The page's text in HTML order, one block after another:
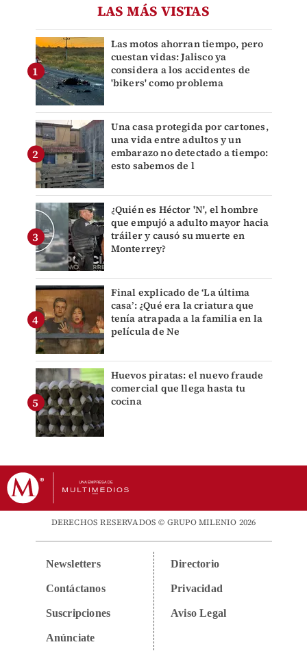
LAS MÁS VISTAS
Las motos ahorran tiempo, pero
cuestan vidas: Jalisco ya
considera a los accidentes de
'bikers' como problema
Una casa protegida por cartones,
una vida entre adultos y un
embarazo no detectado a tiempo:
esto sabemos de l
¿Quién es Héctor 'N', el hombre
que empujó a adulto mayor hacia
tráiler y causó su muerte en
Monterrey?
Final explicado de ‘La última
casa’: ¿Qué era la criatura que
tenía atrapada a la familia en la
película de Ne
Huevos piratas: el nuevo fraude
comercial que llega hasta tu
cocina
DERECHOS RESERVADOS © GRUPO MILENIO 2026
Newsletters
Contáctanos
Suscripciones
Anúnciate
Directorio
Privacidad
Aviso Legal